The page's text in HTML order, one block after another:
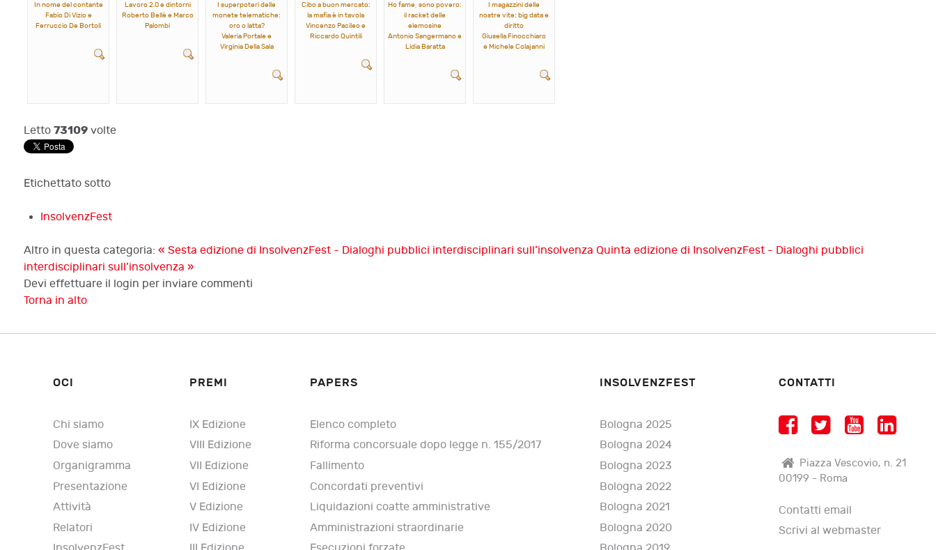
In nome del contante
Fabio Di Vizio e
Ferruccio De Bortoli
Lavoro 2.0 e dintorni
Roberto Bellè e Marco
Palombi
I superpoteri delle
monete telematiche:
oro o latta?
Valeria Portale e
Virginia Della Sala
Cibo a buon mercato:
la mafia è in tavola
Vincenzo Pacileo e
Riccardo Quintili
Ho fame, sono povero:
il racket delle
elemosine
Antonio Sangermano e
Lidia Baratta
I magazzini delle
nostre vite: big data e
diritto
Giusella Finocchiaro
e Michele Colajanni
Letto 73109 volte
Etichettato sotto
InsolvenzFest
Altro in questa categoria: « Sesta edizione di InsolvenzFest - Dialoghi pubblici interdisciplinari sull’insolvenza Quinta edizione di InsolvenzFest - Dialoghi pubblici
interdisciplinari sull’insolvenza »
Devi effettuare il login per inviare commenti
Torna in alto
OCI
Chi siamo
Dove siamo
Organigramma
Presentazione
Attività
Relatori
PREMI
IX Edizione
VIII Edizione
VII Edizione
VI Edizione
V Edizione
IV Edizione
PAPERS
Elenco completo
Riforma concorsuale dopo legge n. 155/2017
Fallimento
Concordati preventivi
Liquidazioni coatte amministrative
Amministrazioni straordinarie
INSOLVENZFEST
Bologna 2025
Bologna 2024
Bologna 2023
Bologna 2022
Bologna 2021
Bologna 2020
CONTATTI
Piazza Vescovio, n. 21
00199 - Roma
Contatti email
Scrivi al webmaster